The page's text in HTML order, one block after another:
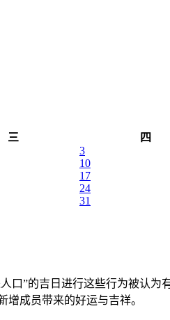
三
四
3
10
17
24
31
”的吉日进行这些行为被认
成员带来的好运与吉祥。